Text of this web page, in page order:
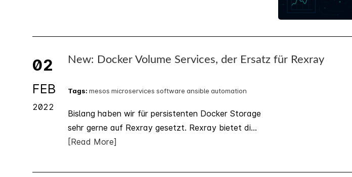
02
FEB
2022
New: Docker Volume Services, der Ersatz für Rexray
Tags: mesos microservices software ansible automation
Bislang haben wir für persistenten Docker Storage
sehr gerne auf Rexray gesetzt. Rexray bietet di...
[Read More]